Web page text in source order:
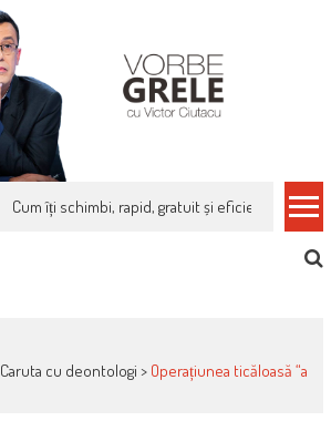
Cum îți schimbi, rapid, gratuit și eficient,
Caruta cu deontologi > Operațiunea ticăloasă “a